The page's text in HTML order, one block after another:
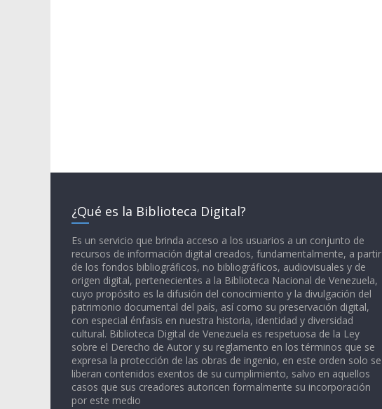
¿Qué es la Biblioteca Digital?
Es un servicio que brinda acceso a los usuarios a un conjunto de
recursos de información digital creados, fundamentalmente, a partir
de los fondos bibliográficos, no bibliográficos, audiovisuales y de
origen digital, pertenecientes a la Biblioteca Nacional de Venezuela,
cuyo propósito es la difusión del conocimiento y la divulgación del
patrimonio documental del país, así como su preservación digital,
con especial énfasis en nuestra historia, identidad y diversidad
cultural. Biblioteca Digital de Venezuela es respetuosa de la Ley
sobre el Derecho de Autor y su reglamento en los términos que se
expresa la protección de las obras de ingenio, en este orden solo se
liberan contenidos exentos de su cumplimiento, salvo en aquellos
casos que sus creadores autoricen formalmente su incorporación
por este medio